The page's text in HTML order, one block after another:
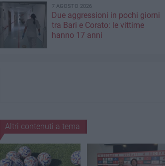
7 AGOSTO 2026
Due aggressioni in pochi giorni
tra Bari e Corato: le vittime
hanno 17 anni
Altri contenuti a tema